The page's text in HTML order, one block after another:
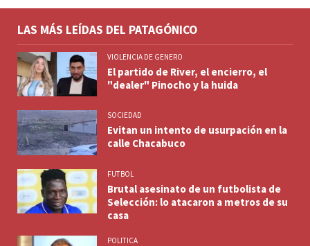
LAS MÁS LEÍDAS DEL PATAGÓNICO
VIOLENCIA DE GENERO
El partido de River, el encierro, el
"dealer" Pinocho y la huida
SOCIEDAD
Evitan un intento de usurpación en la
calle Chacabuco
FUTBOL
Brutal asesinato de un futbolista de
Selección: lo atacaron a metros de su
casa
POLITICA